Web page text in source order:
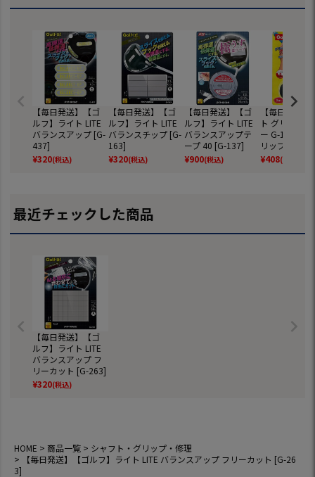
【毎日発送】【ゴ
ルフ】ライト LITE
バランスアップ [G-
437]
¥320(税込)
【毎日発送】【ゴ
ルフ】ライト LITE
バランスチップ [G-
163]
¥320(税込)
【毎日発送】【ゴ
ルフ】ライト LITE
バランスアップテ
ープ 40 [G-137]
¥900(税込)
【毎日発送】
ト グリップ
ー G-146 2個
リップ スッ
防止 LITE
¥408(税込)
最近チェックした商品
【毎日発送】【ゴ
ルフ】ライト LITE
バランスアップ フ
リーカット [G-263]
¥320(税込)
HOME 商品一覧
シャフト・グリップ・修理
【毎日発送】【ゴルフ】ライト LITE バランスアップ フリーカット [G-26
3]